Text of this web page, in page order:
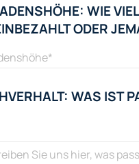
WIE
ODER
WAS IST